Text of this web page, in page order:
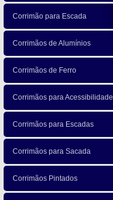
Corrimão para Escada
Corrimãos de Alumínios
Corrimãos de Ferro
Corrimãos para Acessibilidade
Corrimãos para Escadas
Corrimãos para Sacada
Corrimãos Pintados